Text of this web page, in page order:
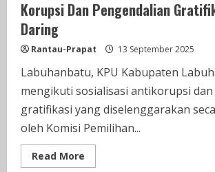
Korupsi Dan Pengendalian
Daring
Rantau-Prapat 13 September 2025
Labuhanbatu, KPU Kabupaten
mengikuti sosialisasi antikorupsi
gratifikasi yang diselenggarakan
oleh Komisi Pemilihan...
Read More
more